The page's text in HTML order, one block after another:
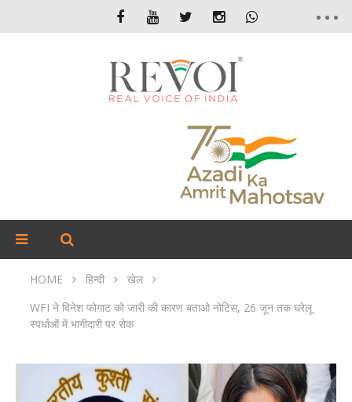
HOME हिन्दी
खेल
WFI ने विनेश फोगाट को जारी की कारण बताओ नोटिस, 26 जून तक घरेलू
स्पर्धाओं में भागीदारी पर रोक